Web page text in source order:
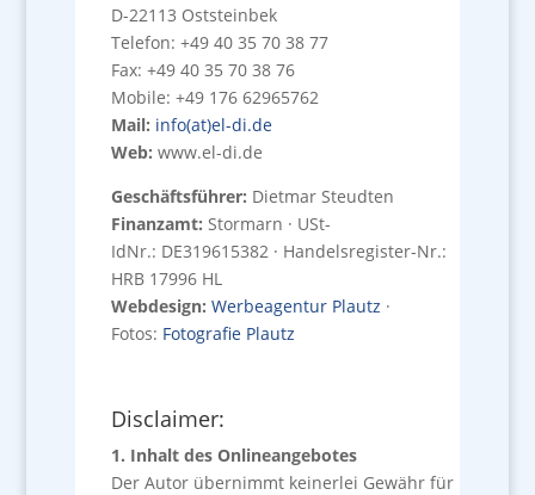
D-22113 Oststeinbek
Telefon: +49 40 35 70 38 77
Fax: +49 40 35 70 38 76
Mobile: +49 176 62965762
Mail: info(at)el-di.de
Web: www.el-di.de
Geschäftsführer: Dietmar Steudten
Finanzamt: Stormarn · USt-
IdNr.: DE319615382 · Handelsregister-Nr.:
HRB 17996 HL
Webdesign: Werbeagentur Plautz ·
Fotos: Fotografie Plautz
Disclaimer:
1. Inhalt des Onlineangebotes
Der Autor übernimmt keinerlei Gewähr für